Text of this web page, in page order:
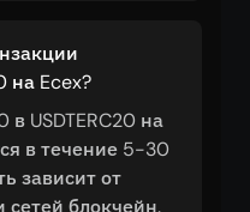
на Ecex?
в USDTERC20 на
в течение 5-30
зависит от
сетей блокчейн.